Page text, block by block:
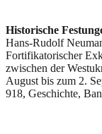
Historische
Hans-Rudolf
Fortifikatorischer
zwischen der
August bis zum 2.
918, Geschichte,